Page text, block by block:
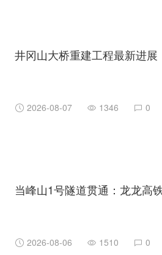
井冈山大桥重建工程最新进
2026-08-07 1346 0
当峰山1号隧道贯通：龙龙高
2026-08-06 1510 0